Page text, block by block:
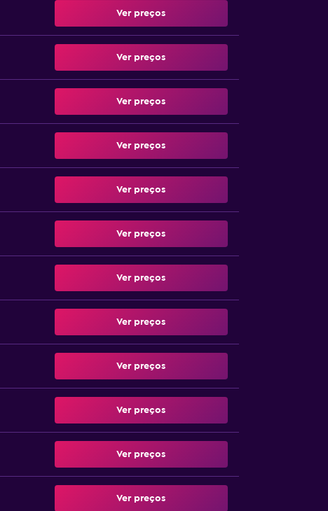
Ver preços
Ver preços
Ver preços
Ver preços
Ver preços
Ver preços
Ver preços
Ver preços
Ver preços
Ver preços
Ver preços
Ver preços